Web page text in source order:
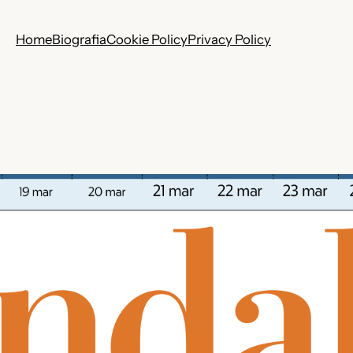
HomeBiografiaCookie PolicyPrivacy Policy